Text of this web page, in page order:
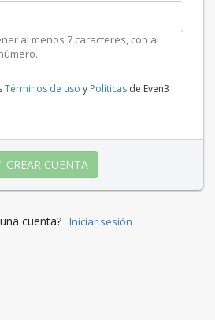
al menos 7 caracteres, con al
Términos de uso y Políticas de Even3
CREAR CUENTA
cuenta? Iniciar sesión